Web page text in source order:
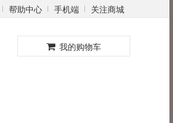
帮助中心 手机端 关注商城
我的购物车